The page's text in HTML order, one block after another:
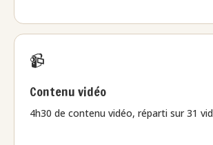
📹
Contenu vidéo
4h30 de contenu vidéo, réparti sur 31